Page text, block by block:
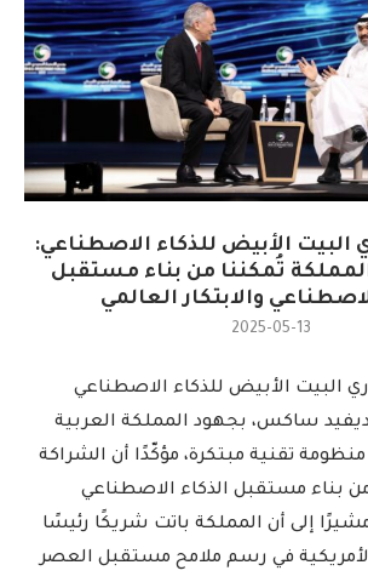
الأبيض للذكاء الاصطناعي:
تُمكننا من بناء مستقبل
والابتكار العالمي
2025-05-13
البيت الأبيض للذكاء الاصطناعي
ديفيد ساكس، بجهود المملكة العربية
تقنية مبتكرة، مؤكّدًا أن الشراكة
بناء مستقبل الذكاء الاصطناعي
مشيرًا إلى أن المملكة باتت شريكًا رئيسًا
الأمريكية في رسم ملامح مستقبل العصر